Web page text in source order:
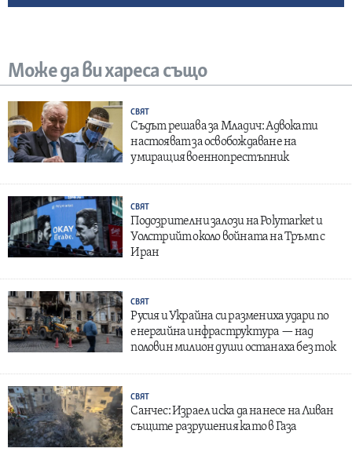
Може да ви хареса също
СВЯТ
Съдът решава за Младич: Адвокати
настояват за освобождаване на
умиращия военнопрестъпник
СВЯТ
Подозрителни залози на Polymarket и
Уолстрийт около войната на Тръмп с
Иран
СВЯТ
Русия и Украйна си размениха удари по
енергийна инфраструктура — над
половин милион души останаха без ток
СВЯТ
Санчес: Израел иска да нанесе на Ливан
същите разрушения като в Газа